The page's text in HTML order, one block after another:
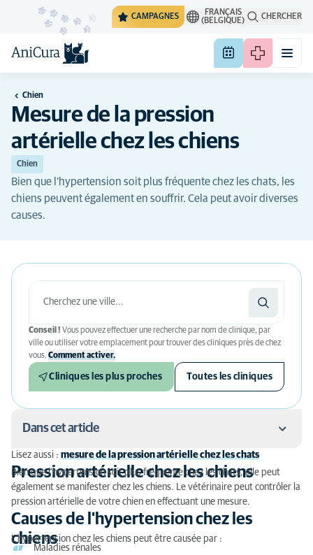
CAMPAGNES
FRANÇAIS
(BELGIQUE)
CHERCHER
Chien
Mesure de la pression
artérielle chez les chiens
Chien
Bien que l'hypertension soit plus fréquente chez les chats, les
chiens peuvent également en souffrir. Cela peut avoir diverses
causes.
Conseil ! Vous pouvez effectuer une recherche par nom de clinique, par
ville ou utiliser votre emplacement pour trouver des cliniques près de chez
vous. Comment activer.
Cliniques les plus proches Toutes les cliniques
Dans cet article
Pression artérielle chez les chiens
Causes de l'hypertension chez les chiens
Traitement de l'hypertension chez les chiens
Contrôle régulier de la pression artérielle
Lisez aussi : mesure de la pression artérielle chez les chats
Pression artérielle chez les chiens
Bien que l'hypertension soit plus fréquente chez les chats, elle peut
également se manifester chez les chiens. Le vétérinaire peut contrôler la
pression artérielle de votre chien en effectuant une mesure.
Causes de l'hypertension chez les
chiens
L'hypertension chez les chiens peut être causée par :
Maladies rénales